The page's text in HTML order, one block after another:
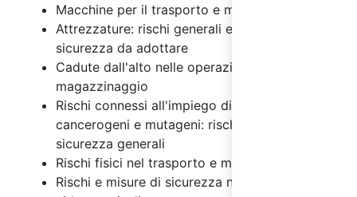
Macchine per il trasporto e magazzinaggio
Attrezzature: rischi generali e misure di
sicurezza da adottare
Cadute dall'alto nelle operazioni di
magazzinaggio
Rischi connessi all'impiego di agenti chimici,
cancerogeni e mutageni: rischi e misure di
sicurezza generali
Rischi fisici nel trasporto e magazzinaggio
Rischi e misure di sicurezza nell'uso dei